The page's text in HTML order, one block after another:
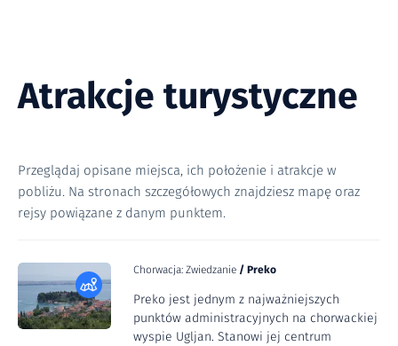
Atrakcje turystyczne
Przeglądaj opisane miejsca, ich położenie i atrakcje w
pobliżu. Na stronach szczegółowych znajdziesz mapę oraz
rejsy powiązane z danym punktem.
Chorwacja: Zwiedzanie / Preko
Preko jest jednym z najważniejszych
punktów administracyjnych na chorwackiej
wyspie Ugljan. Stanowi jej centrum